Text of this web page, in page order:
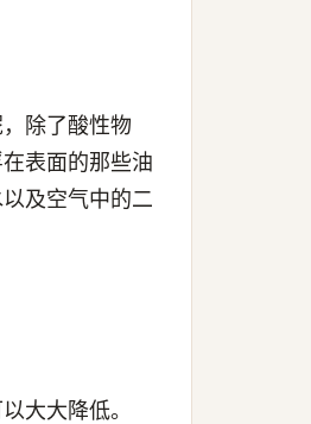
除了酸性物
表面的那些油
及空气中的二
大大降低。